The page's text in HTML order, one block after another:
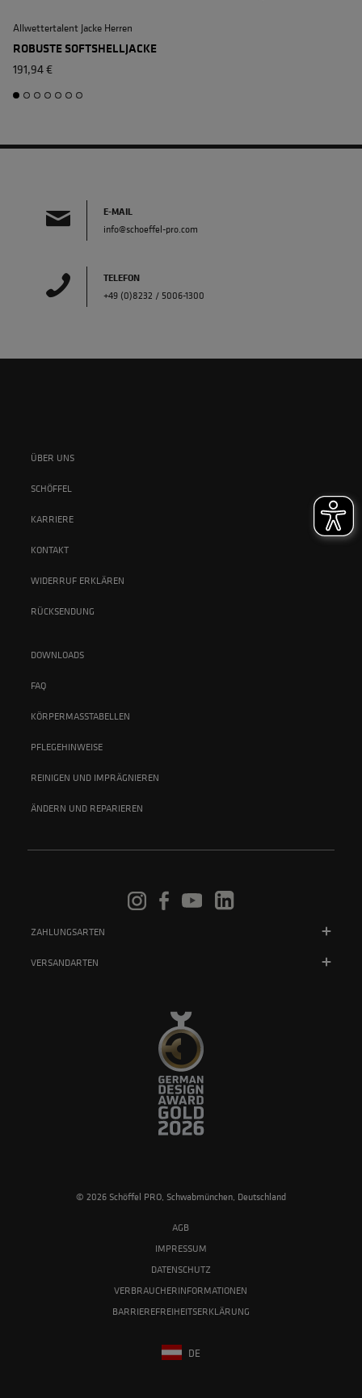
Allwettertalent Jacke Herren
ROBUSTE SOFTSHELLJACKE
191,94 €
E-MAIL
info@schoeffel-pro.com
TELEFON
+49 (0)8232 / 5006-1300
ÜBER UNS
SCHÖFFEL
KARRIERE
KONTAKT
WIDERRUF ERKLÄREN
RÜCKSENDUNG
DOWNLOADS
FAQ
KÖRPERMASSTABELLEN
PFLEGEHINWEISE
REINIGEN UND IMPRÄGNIEREN
ÄNDERN UND REPARIEREN
ZAHLUNGSARTEN
VERSANDARTEN
© 2026 Schöffel PRO, Schwabmünchen, Deutschland
AGB
IMPRESSUM
DATENSCHUTZ
VERBRAUCHERINFORMATIONEN
BARRIEREFREIHEITSERKLÄRUNG
DE